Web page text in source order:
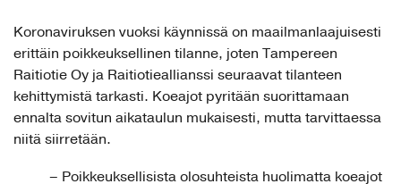
Koronaviruksen vuoksi käynnissä on maailmanlaajuisesti
erittäin poikkeuksellinen tilanne, joten Tampereen
Raitiotie Oy ja Raitiotieallianssi seuraavat tilanteen
kehittymistä tarkasti. Koeajot pyritään suorittamaan
ennalta sovitun aikataulun mukaisesti, mutta tarvittaessa
niitä siirretään.
– Poikkeuksellisista olosuhteista huolimatta koeajot